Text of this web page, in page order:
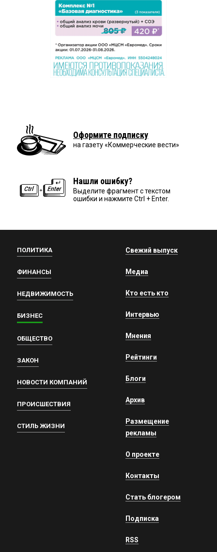
Оформите подписку
на газету «Коммерческие вести»
Нашли ошибку?
Выделите фрагмент с текстом
ошибки и нажмите Ctrl + Enter.
ПОЛИТИКА
ФИНАНСЫ
НЕДВИЖИМОСТЬ
БИЗНЕС
ОБЩЕСТВО
ЗАКОН
НОВОСТИ КОМПАНИЙ
ПРОИСШЕСТВИЯ
СТИЛЬ ЖИЗНИ
Свежий выпуск
Медиа
Кто есть кто
Интервью
Мнения
Рейтинги
Блоги
Архив
Размещение
рекламы
О проекте
Контакты
Стать блогером
Подписка
RSS